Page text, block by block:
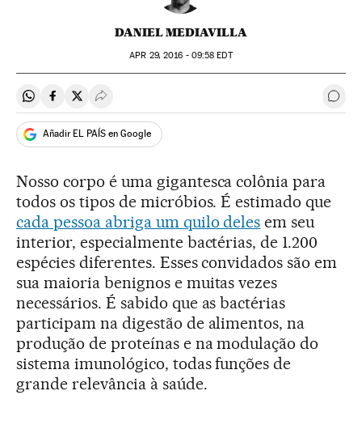
DANIEL MEDIAVILLA
APR 29, 2016 - 09:58 EDT
Compartir en Whatsapp
Compartir en Facebook
Compartir en Twitter
Desplegar Redes Sociales
Añadir EL PAÍS en Google
Nosso corpo é uma gigantesca colônia para
todos os tipos de micróbios. É estimado que
cada pessoa abriga um quilo deles em seu
interior, especialmente bactérias, de 1.200
espécies diferentes. Esses convidados são em
sua maioria benignos e muitas vezes
necessários. É sabido que as bactérias
participam na digestão de alimentos, na
produção de proteínas e na modulação do
sistema imunológico, todas funções de
grande relevância à saúde.